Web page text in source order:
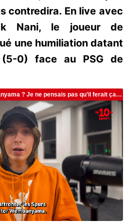
contredira. En live avec
Nani, le joueur de
une humiliation datant
0) face au PSG de